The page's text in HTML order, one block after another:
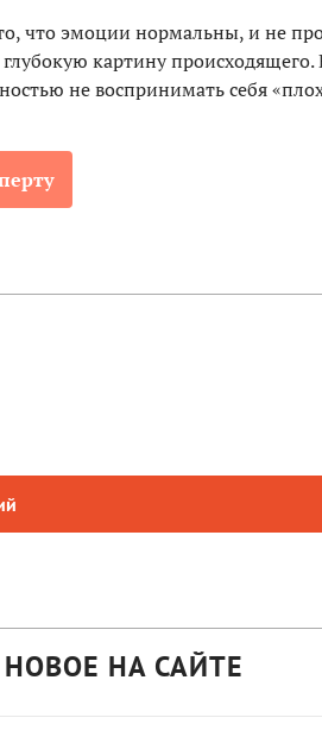
что эмоции нормальны, и не
картину происходящего.
не воспринимать себя
НОВОЕ НА САЙТЕ